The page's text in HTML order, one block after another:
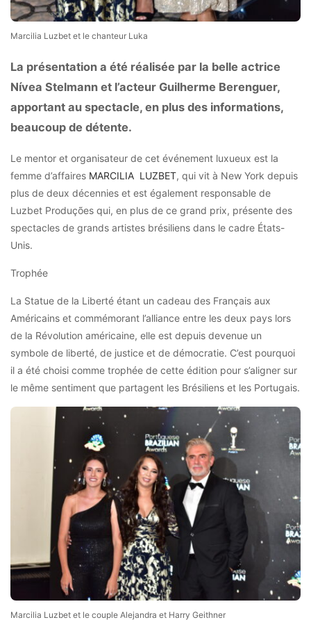
Marcilia Luzbet et le chanteur Luka
La présentation a été réalisée par la belle actrice
Nívea Stelmann et l’acteur Guilherme Berenguer,
apportant au spectacle, en plus des informations,
beaucoup de détente.
Le mentor et organisateur de cet événement luxueux est la
femme d’affaires MARCILIA LUZBET, qui vit à New York depuis
plus de deux décennies et est également responsable de
Luzbet Produções qui, en plus de ce grand prix, présente des
spectacles de grands artistes brésiliens dans le cadre États-
Unis.
Trophée
La Statue de la Liberté étant un cadeau des Français aux
Américains et commémorant l’alliance entre les deux pays lors
de la Révolution américaine, elle est depuis devenue un
symbole de liberté, de justice et de démocratie. C’est pourquoi
il a été choisi comme trophée de cette édition pour s’aligner sur
le même sentiment que partagent les Brésiliens et les Portugais.
Marcilia Luzbet et le couple Alejandra et Harry Geithner